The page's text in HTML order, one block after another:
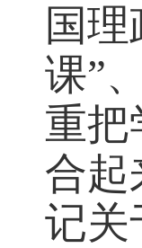
国
课”
重把
合起
记关